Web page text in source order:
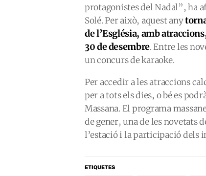
protagonistes del Nadal”, ha
Solé. Per això, aquest any
de l’Església, amb
30 de desembre. Entre les
un concurs de karaoke.
Per accedir a les atraccions
per a tots els dies, o bé es
Massana. El programa
de gener, una de les novetats
l’estació i la participació dels
ETIQUETES